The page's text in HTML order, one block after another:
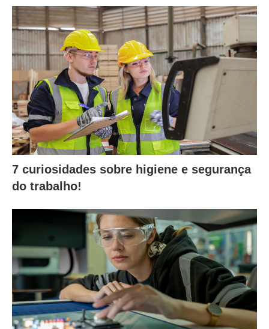
7 curiosidades sobre higiene e segurança
do trabalho!